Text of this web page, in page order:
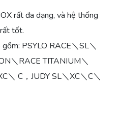
rất đa dạng, và hệ thống
tốt.
PSYLO RACE＼SL＼
＼RACE TITANIUM＼
＼ C，JUDY SL＼XC＼C＼